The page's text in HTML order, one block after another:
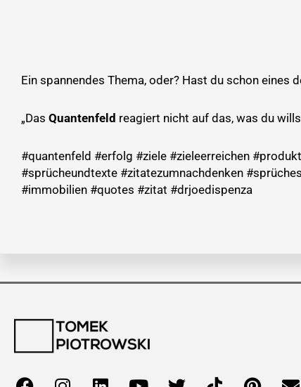
Ein spannendes Thema, oder? Hast du schon eines
„Das Quantenfeld reagiert nicht auf das, was du
#quantenfeld #erfolg #ziele #zieleerreichen
#sprücheundtexte #zitatezumnachdenken
#immobilien #quotes #zitat #drjoedispenza
F I L Y T T P E